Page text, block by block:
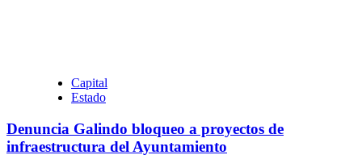
Capital
Estado
Denuncia Galindo bloqueo a proyectos de
infraestructura del Ayuntamiento